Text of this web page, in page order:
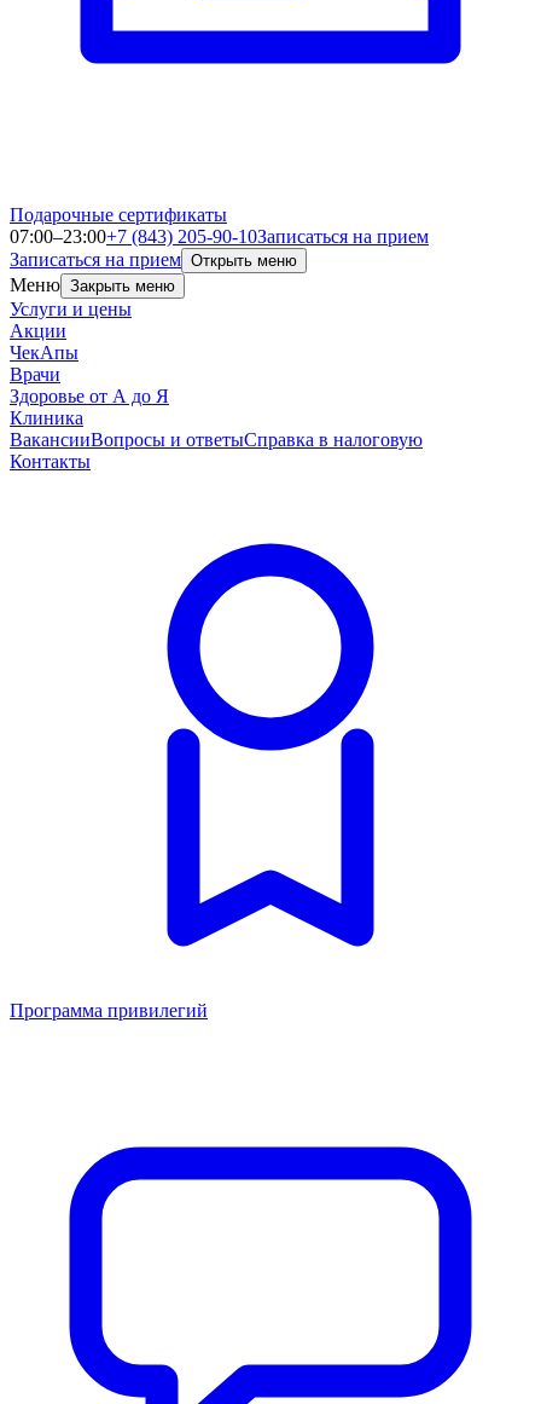
Подарочные сертификаты
07:00–23:00+7 (843) 205-90-10Записаться на прием
Записаться на прием Открыть меню
Меню Закрыть меню
Услуги и цены
Акции
ЧекАпы
Врачи
Здоровье от А до Я
Клиника
ВакансииВопросы и ответыСправка в налоговую
Контакты
Программа привилегий